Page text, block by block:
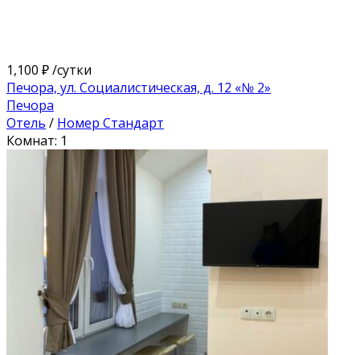
1,100 ₽/сутки
Печора, ул. Социалистическая, д. 12 «№ 2»
Печора
Отель / Номер Стандарт
Комнат: 1